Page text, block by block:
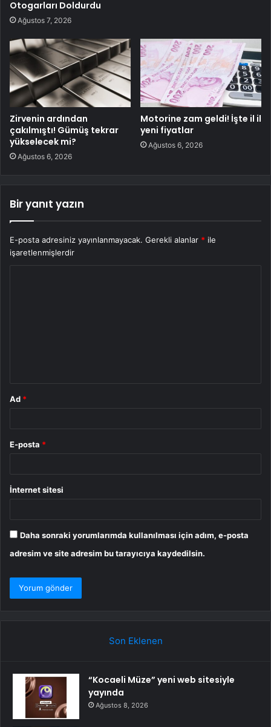
Otogarları Doldurdu
Ağustos 7, 2026
Zirvenin ardından
çakılmıştı! Gümüş tekrar
yükselecek mi?
Ağustos 6, 2026
Motorine zam geldi! İşte il il
yeni fiyatlar
Ağustos 6, 2026
Bir yanıt yazın
E-posta adresiniz yayınlanmayacak. Gerekli alanlar * ile
işaretlenmişlerdir
Ad *
E-posta *
İnternet sitesi
Daha sonraki yorumlarımda kullanılması için adım, e-posta
adresim ve site adresim bu tarayıcıya kaydedilsin.
Son Eklenen
“Kocaeli Müze” yeni web sitesiyle
yayında
Ağustos 8, 2026